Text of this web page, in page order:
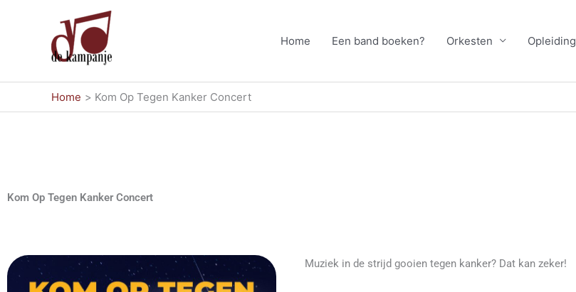
Home Een band boeken? Orkesten Opleiding
Home Kom Op Tegen Kanker Concert
Kom Op Tegen Kanker Concert
Muziek in de strijd gooien tegen kanker? Dat kan zeker!